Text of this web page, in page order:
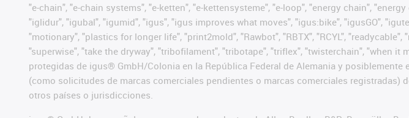
"e-chain", "e-chain systems", "e-ketten", "e-kettensysteme", "e-loop", "energy chain",
"iglidur", "igubal", "igumid", "igus", "igus improves what moves", "igus:bike", "igusGO",
"motionary", "plastics for longer life", "print2mold", "Rawbot", "RBTX", "RCYL",
"superwise", "take the dryway", "tribofilament", "tribotape", "triflex", "twisterchain", "when
protegidas de igus® GmbH/Colonia en la República Federal de Alemania y
(como solicitudes de marcas comerciales pendientes o marcas comerciales registradas)
otros países o jurisdicciones.